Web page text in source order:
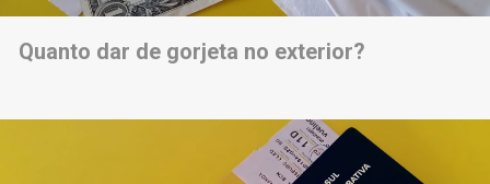
Quanto dar de gorjeta no exterior?